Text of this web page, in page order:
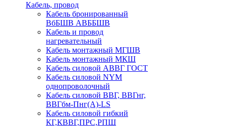
Кабель, провод
Кабель бронированный
ВбБШВ АВББШВ
Кабель и провод
нагревательный
Кабель монтажный МГШВ
Кабель монтажный МКШ
Кабель силовой АВВГ ГОСТ
Кабель силовой NYM
однопроволочный
Кабель силовой ВВГ, ВВГнг,
ВВГбм-Пнг(А)-LS
Кабель силовой гибкий
КГ,КВВГ,ПРС,РПШ